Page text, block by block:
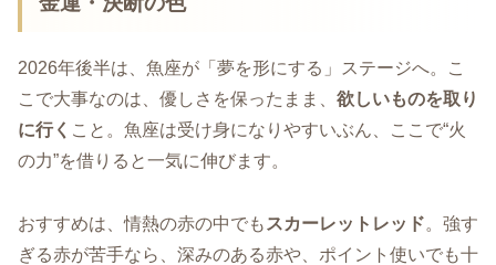
2026年後半は、魚座が「夢を形にする」ステージへ。こ
こで大事なのは、優しさを保ったまま、 欲しいものを取り
に行く こと。魚座は受け身になりやすいぶん、ここで“火
の力”を借りると一気に伸びます。
おすすめは、情熱の赤の中でも スカーレットレッド。強す
ぎる赤が苦手なら、深みのある赤や、ポイント使いでも十